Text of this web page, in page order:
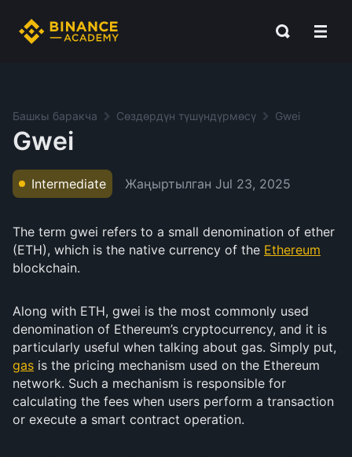
Башкы баракча Сөздөрдүн түшүндүрмөсү Gwei
Gwei
Intermediate Жаңыртылган Jul 23, 2025
The term gwei refers to a small denomination of ether
(ETH), which is the native currency of the Ethereum
blockchain.
Along with ETH, gwei is the most commonly used
denomination of Ethereum’s cryptocurrency, and it is
particularly useful when talking about gas. Simply put,
gas is the pricing mechanism used on the Ethereum
network. Such a mechanism is responsible for
calculating the fees when users perform a transaction
or execute a smart contract operation.